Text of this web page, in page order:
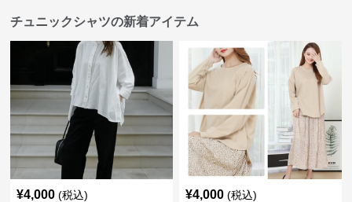
チュニックシャツの新着アイテム
¥4,000 (税込) ¥4,000 (税込)